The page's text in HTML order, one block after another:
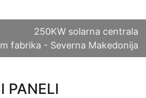
250KW solarna centrala
fabrika - Severna Makedonija
PANELI